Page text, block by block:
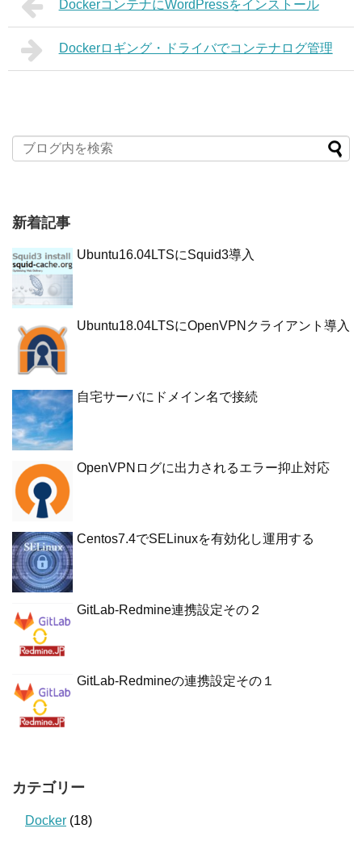
DockerコンテナにWordPressをインストール
Dockerロギング・ドライバでコンテナログ管理
新着記事
Ubuntu16.04LTSにSquid3導入
Ubuntu18.04LTSにOpenVPNクライアント導入
自宅サーバにドメイン名で接続
OpenVPNログに出力されるエラー抑止対応
Centos7.4でSELinuxを有効化し運用する
GitLab-Redmine連携設定その２
GitLab-Redmineの連携設定その１
カテゴリー
Docker (18)